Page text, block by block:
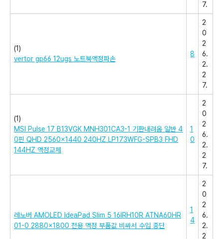
7.
(1)
vertor gp66 12ugs 노트북액정파손
8
2
0
2
6.
2.
2
7.
(1)
MSI Pulse 17 B13VGK MNH301CA3-1 기판내려옴 일반 4
0핀 QHD 2560×1440 240HZ LP173WFG-SPB3 FHD
144HZ 액정교체
1
0
2
0
2
6.
2.
2
7.
레노버 AMOLED IdeaPad Slim 5 16IRH10R ATNA60HR
01-0 2880×1800 전용 액정 부품값 비싸서 수입 중단
1
4
2
0
2
6.
2.
2